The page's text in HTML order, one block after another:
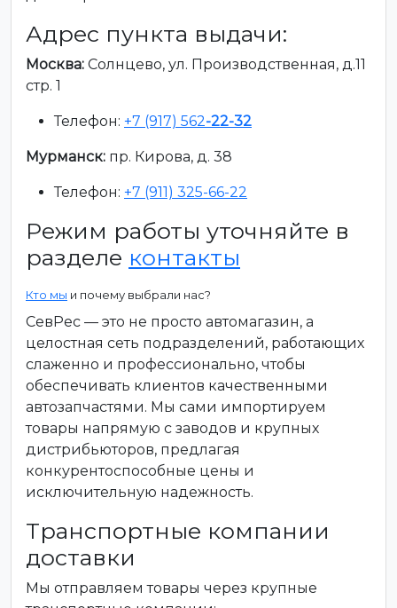
Адрес пункта выдачи:
Москва: Солнцево, ул. Производственная, д.11
стр. 1
Телефон: +7 (917) 562-22-32
Мурманск: пр. Кирова, д. 38
Телефон: +7 (911) 325-66-22
Режим работы уточняйте в
разделе контакты
Кто мы и почему выбрали нас?
СевРес — это не просто автомагазин, а
целостная сеть подразделений, работающих
слаженно и профессионально, чтобы
обеспечивать клиентов качественными
автозапчастями. Мы сами импортируем
товары напрямую с заводов и крупных
дистрибьюторов, предлагая
конкурентоспособные цены и
исключительную надежность.
Транспортные компании
доставки
Мы отправляем товары через крупные